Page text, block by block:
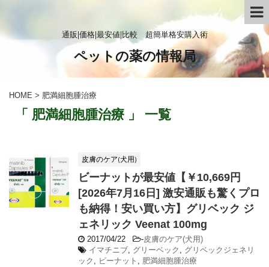
通販|価格|最安値|比較 超簡単格安購入術
ペットの薬の情報局
HOME > 肥満細胞腫治療
「 肥満細胞腫治療 」 一覧
皮膚のケア(犬用)
ビーナットが最安値【￥10,669円
[2026年7月16日] 激安通販も驚くプロ
も納得！安い買い方】グリベック ジ
ェネリック Veenat 100mg
2017/04/22 -皮膚のケア(犬用)
イマチニブ, グリーベック , グリベックジェネリ
ック , ビーナット , 肥満細胞腫治療